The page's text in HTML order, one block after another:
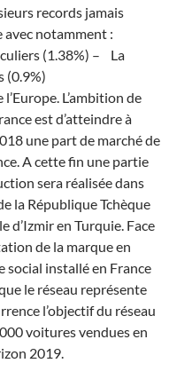
records jamais
notamment :
(1.38%) – La
(0.9%)
L’ambition de
est d’atteindre à
une part de marché de
A cette fin une partie
sera réalisée dans
la République Tchèque
d’Izmir en Turquie. Face
de la marque en
social installé en France
le réseau représente
l’objectif du réseau
voitures vendues en
2019.